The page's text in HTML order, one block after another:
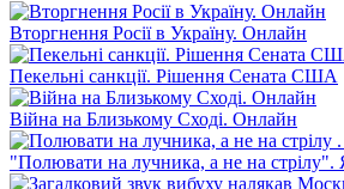
Вторгнення Росії в Україну. Онлайн
Пекельні санкції. Рішення Сената США
Війна на Близькому Сході. Онлайн
"Полювати на лучника, а не на стрілу".